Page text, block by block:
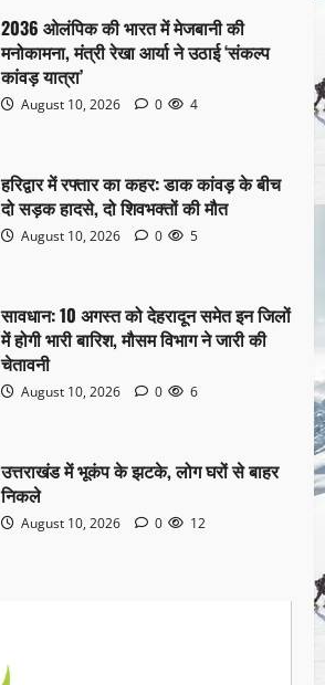
2036 ओलंपिक की भारत में मेजबानी की
मनोकामना, मंत्री रेखा आर्या ने उठाई ‘संकल्प
कांवड़ यात्रा’
August 10, 2026 0 4
हरिद्वार में रफ्तार का कहर: डाक कांवड़ के बीच
दो सड़क हादसे, दो शिवभक्तों की मौत
August 10, 2026 0 5
सावधान: 10 अगस्त को देहरादून समेत इन जिलों
में होगी भारी बारिश, मौसम विभाग ने जारी की
चेतावनी
August 10, 2026 0 6
उत्तराखंड में भूकंप के झटके, लोग घरों से बाहर
निकले
August 10, 2026 0 12